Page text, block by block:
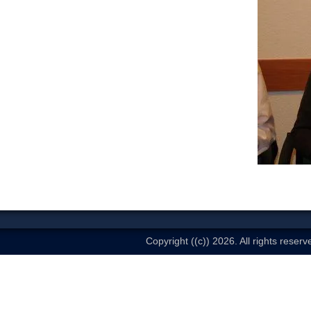
Copyright ((c)) 2026. All rights